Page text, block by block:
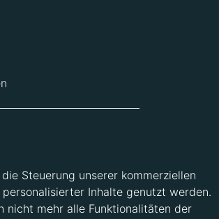
Steuerung unserer kommerziellen
Inhalte genutzt werden.
nicht mehr alle Funktionalitäten der